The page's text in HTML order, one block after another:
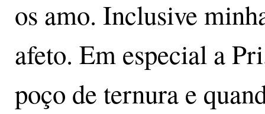
os amo. Inclusive
afeto. Em especial a
poço de ternura e